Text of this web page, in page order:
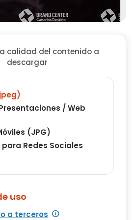
calidad del contenido a
descargar
/ Web
(JPG)
Redes Sociales
uso
a terceros